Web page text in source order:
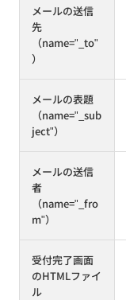
メールの送信
先
（name="_to"
）
メールの表題
（name="_sub
ject"）
メールの送信
者
（name="_fro
m"）
受付完了画面
のHTMLファイ
ル